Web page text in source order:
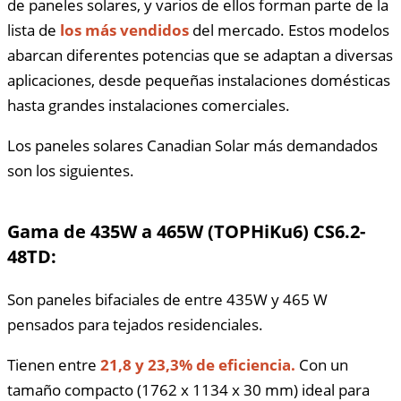
de paneles solares, y varios de ellos forman parte de la
lista de los más vendidos del mercado. Estos modelos
abarcan diferentes potencias que se adaptan a diversas
aplicaciones, desde pequeñas instalaciones domésticas
hasta grandes instalaciones comerciales.
Los paneles solares Canadian Solar más demandados
son los siguientes.
Gama de 435W a 465W (TOPHiKu6) CS6.2-
48TD:
Son paneles bifaciales de entre 435W y 465 W
pensados para tejados residenciales.
Tienen entre 21,8 y 23,3% de eficiencia. Con un
tamaño compacto (1762 x 1134 x 30 mm) ideal para